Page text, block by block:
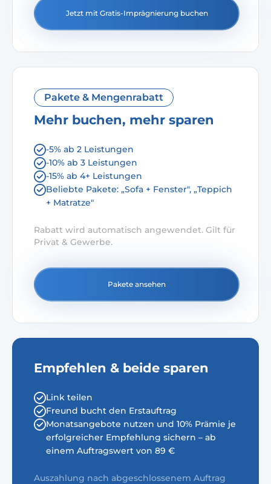
Jetzt mit Gratis-Imprägnierung buchen
Pakete & Mengenrabatt
Mehr buchen, mehr sparen
-5% ab 2 Leistungen
-10% ab 3 Leistungen
-15% ab 4+ Leistungen
Beliebte Pakete: „Sofa + Fenster", „Teppich
+ Matratze"
Rabatt wird automatisch angewendet. Gilt für
Privat & Gewerbe.
Pakete ansehen
Empfehlen & beide sparen
Link teilen
Freund bucht den Erstauftrag
Monatsangebote nutzen und 10% Prämie je
erfolgreicher Empfehlung sichern – ab
einem Auftragswert von 89 €
Auszahlung nach abgeschlossenem Auftrag